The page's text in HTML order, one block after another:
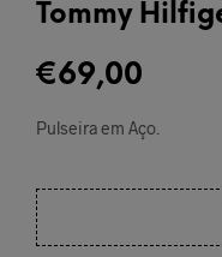
Tommy
€69,00
Pulseira em Aço.